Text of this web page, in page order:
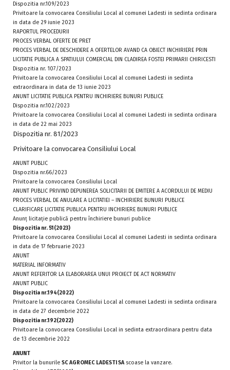
Dispozitia nr.109/2023
Privitoare la convocarea Consiliului Local al comunei Ladesti in sedinta ordinara
in data de 29 iunie 2023
RAPORTUL PROCEDURII
PROCES VERBAL OFERTE DE PRET
PROCES VERBAL DE DESCHIDERE A OFERTELOR AVAND CA OBIECT INCHIRIERE PRIN
LICITATIE PUBLICA A SPATIULUI COMERCIAL DIN CLADIREA FOSTEI PRIMARII CHIRICESTI
Dispozitia nr. 107/2023
Privitoare la convocarea Consiliului Local al comunei Ladesti in sedinta
extraordinara in data de 13 iunie 2023
ANUNT LICITATIE PUBLICA PENTRU INCHIRIERE BUNURI PUBLICE
Dispozitia nr.102/2023
Privitoare la convocarea Consiliului Local al comunei Ladesti in sedinta ordinara
in data de 22 mai 2023
Dispozitia nr. 81/2023
Privitoare la convocarea Consiliului Local
ANUNT PUBLIC
Dispozitia nr.66/2023
Privitoare la convocarea Consiliului Local
ANUNT PUBLIC PRIVIND DEPUNEREA SOLICITARII DE EMITERE A ACORDULUI DE MEDIU
PROCES VERBAL DE ANULARE A LICITATIEI – INCHIRIERE BUNURI PUBLICE
CLARIFICARE LICITATIE PUBLICA PENTRU INCHIRIERE BUNURI PUBLICE
Anunţ licitaţie publică pentru închiriere bunuri publice
Dispozitia nr. 51(2023)
Privitoare la convocarea Consiliului Local al comunei Ladesti in sedinta ordinara
in data de 17 februarie 2023
ANUNT
MATERIAL INFORMATIV
ANUNT REFERITOR LA ELABORAREA UNUI PROIECT DE ACT NORMATIV
ANUNT PUBLIC
Dispozitia nr.194(2022)
Privitoare la convocarea Consiliului Local al comunei Ladesti in sedinta ordinara
in data de 27 decembrie 2022
Dispozitia nr.192(2022)
Privitoare la convocarea Consiliului Local in sedinta extraordinara pentru data
de 13 decembrie 2022
ANUNT
Privitor la bunurile SC AGROMEC LADESTI SAscoase la vanzare.